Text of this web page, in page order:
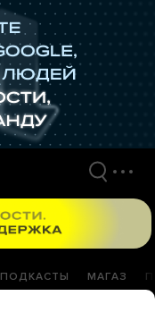
ПОДКАСТЫ МАГАЗ